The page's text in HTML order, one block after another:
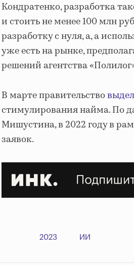
Кондратенко, разработка
и стоить не менее 100 млн
разработку с нуля, а, а
уже есть на рынке,
решений агентства
В марте правительство
стимулирования найма. По
Мишустина, в 2022 году в
заявок.
2023 ИИ